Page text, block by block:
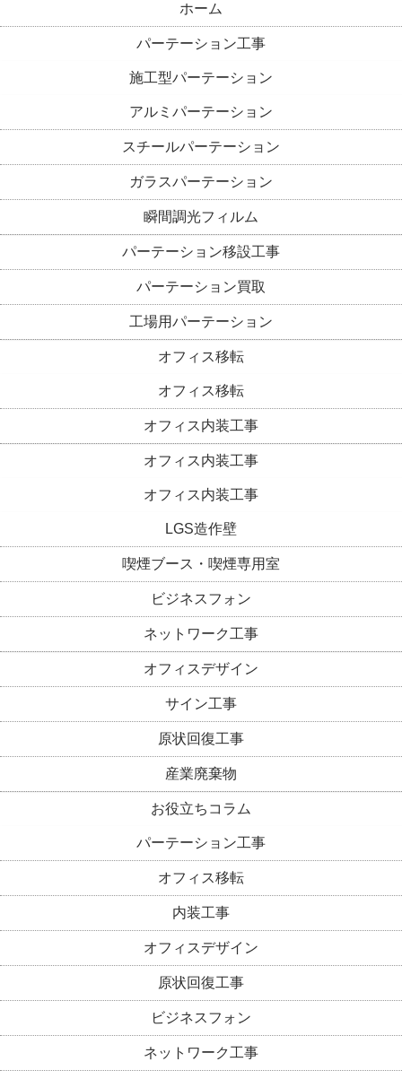
ホーム
パーテーション工事
施工型パーテーション
アルミパーテーション
スチールパーテーション
ガラスパーテーション
瞬間調光フィルム
パーテーション移設工事
パーテーション買取
工場用パーテーション
オフィス移転
オフィス移転
オフィス内装工事
オフィス内装工事
オフィス内装工事
LGS造作壁
喫煙ブース・喫煙専用室
ビジネスフォン
ネットワーク工事
オフィスデザイン
サイン工事
原状回復工事
産業廃棄物
お役立ちコラム
パーテーション工事
オフィス移転
内装工事
オフィスデザイン
原状回復工事
ビジネスフォン
ネットワーク工事